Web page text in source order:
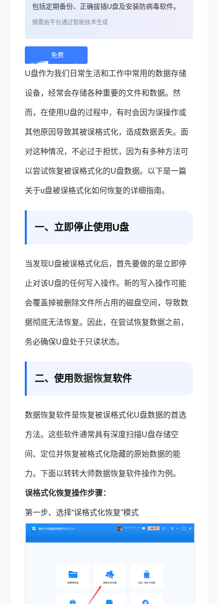
包括定期备份、正确拔插U盘及安装防病毒软件。
摘要由平台通过智能技术生成
免费
下
载 |
U盘作为我们日常生活和工作中常用的数据存储
设备，经常会存储各种重要的文件和数据。然
而，在使用U盘的过程中，有时会因为误操作或
其他原因导致其被误格式化，造成数据丢失。面
对这种情况，不必过于担忧，因为有多种方法可
以尝试恢复被误格式化的U盘数据。以下是一篇
关于u盘被误格式化如何恢复的详细指南。
一、立即停止使用U盘
当发现U盘被误格式化后，首先要做的是立即停
止对该U盘的任何写入操作。新的写入操作可能
会覆盖掉被删除文件所占用的磁盘空间，导致数
据彻底无法恢复。因此，在尝试恢复数据之前，
务必确保U盘处于只读状态。
二、使用数据恢复软件
数据恢复软件是恢复被误格式化U盘数据的首选
方法。这些软件通常具有深度扫描U盘存储空
间、定位并恢复被格式化隐藏的原始数据的能
力。下面以转转大师数据恢复软件操作为例。
误格式化恢复操作步骤：
第一步、选择“误格式化恢复”模式